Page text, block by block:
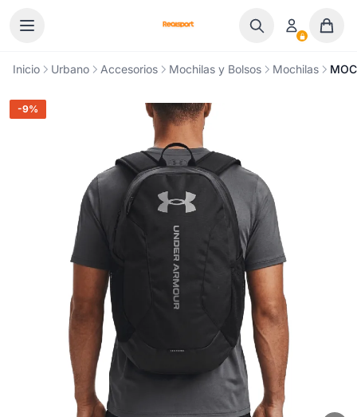
Inicio Urbano Accesorios Mochilas y Bolsos Mochilas
-9%